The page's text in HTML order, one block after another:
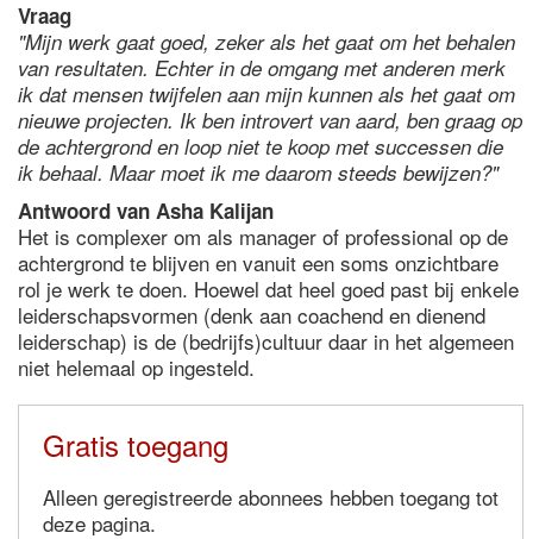
Vraag
"Mijn werk gaat goed, zeker als het gaat om het behalen
van resultaten. Echter in de omgang met anderen merk
ik dat mensen twijfelen aan mijn kunnen als het gaat om
nieuwe projecten. Ik ben introvert van aard, ben graag op
de achtergrond en loop niet te koop met successen die
ik behaal. Maar moet ik me daarom steeds bewijzen?"
Antwoord van Asha Kalijan
Het is complexer om als manager of professional op de
achtergrond te blijven en vanuit een soms onzichtbare
rol je werk te doen. Hoewel dat heel goed past bij enkele
leiderschapsvormen (denk aan coachend en dienend
leiderschap) is de (bedrijfs)cultuur daar in het algemeen
niet helemaal op ingesteld.
Gratis toegang
Alleen geregistreerde abonnees hebben toegang tot
deze pagina.